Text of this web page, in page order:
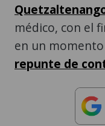
médico, con el
en un
repunte de